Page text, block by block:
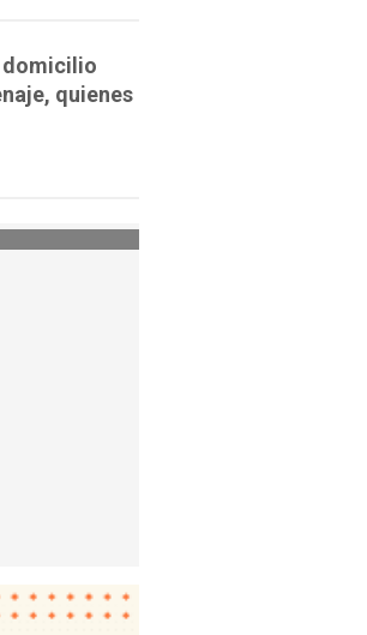
domicilio
quienes